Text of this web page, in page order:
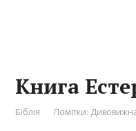
Книга
Біблія Помітки: